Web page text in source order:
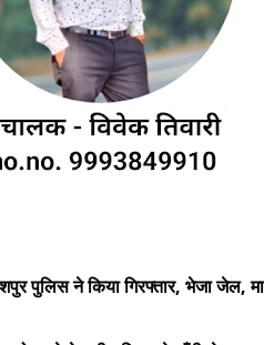
पुलिस ने किया गिरफ्तार, भेजा जेल,